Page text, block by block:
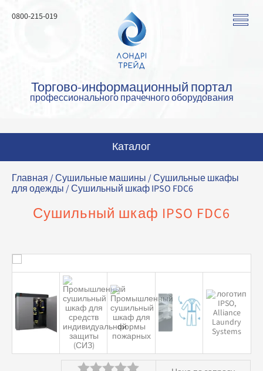
Торгово-информационный портал
профессионального прачечного оборудования
0800-215-019
Каталог
Стиральные машины
Сушильные машины
Гладильные машины
Аквачистка и химчистка
Вспомогательное оборудование
Профессиональная химия
Главная/Сушильные машины/Сушильные шкафы
для одежды/ Сушильный шкаф IPSO FDC6
Сушильный шкаф IPSO FDC6